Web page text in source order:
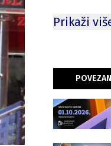
Prikaži